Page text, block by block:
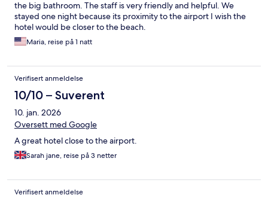
the big bathroom. The staff is very friendly and helpful. We
stayed one night because its proximity to the airport I wish the
hotel would be closer to the beach.
Maria, reise på 1 natt
Verifisert anmeldelse
10/10 – Suverent
10. jan. 2026
Oversett med Google
A great hotel close to the airport.
Sarah jane, reise på 3 netter
Verifisert anmeldelse